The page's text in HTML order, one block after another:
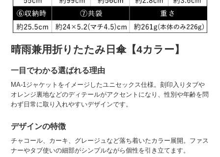
晴雨兼用折りたたみ日傘【4カラー】
一目でわかる選ばれる理由
MA-1ジャケットをイメージしたユニセックス仕様。刻印入りタブや
オレンジ裏地などのディテールがアクセントになり、性別や年齢を問
わず日常に取り入れやすいデザインです。
デザインの特徴
チャコール、カーキ、グレージュなど落ち着いたカラー展開。ファス
ナーやタブ使いの細部がシンプルながら個性を引き立てます。